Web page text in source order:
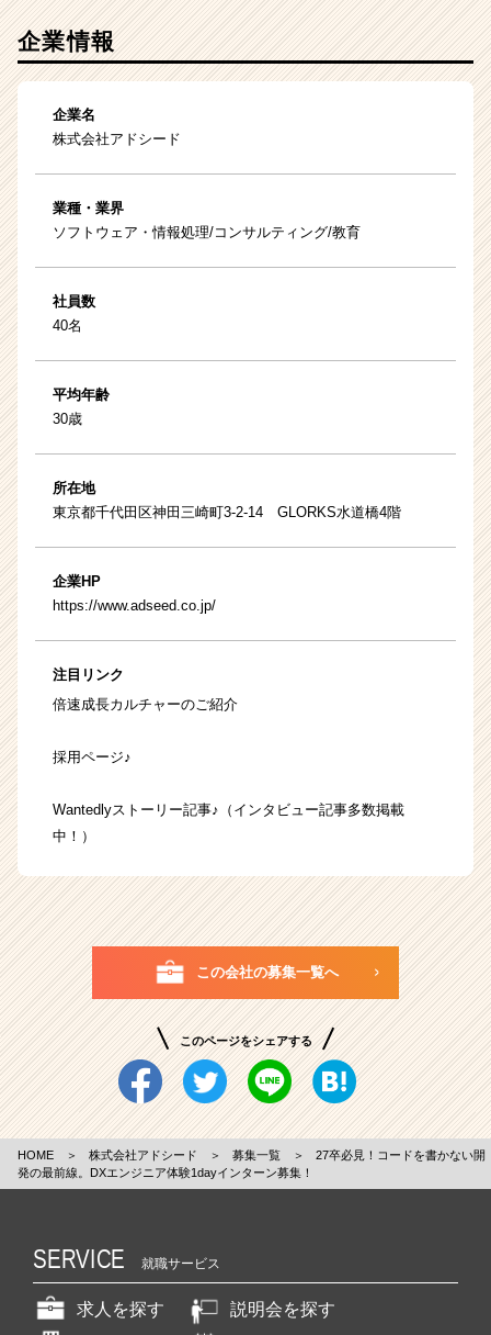
企業情報
企業名
株式会社アドシード
業種・業界
ソフトウェア・情報処理/コンサルティング/教育
社員数
40名
平均年齢
30歳
所在地
東京都千代田区神田三崎町3-2-14 GLORKS水道橋4階
企業HP
https://www.adseed.co.jp/
注目リンク
倍速成長カルチャーのご紹介
採用ページ♪
Wantedlyストーリー記事♪（インタビュー記事多数掲載
中！）
この会社の募集一覧へ
このページをシェアする
HOME ＞ 株式会社アドシード ＞ 募集一覧 ＞
27卒必見！コードを書かない開
発の最前線。DXエンジニア体験1dayインターン募集！
SERVICE 就職サービス
求人を探す
説明会を探す